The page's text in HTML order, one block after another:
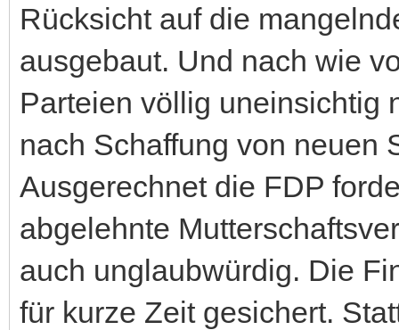
Rücksicht auf die
ausgebaut. Und nach wie
Parteien völlig uneinsichtig
nach Schaffung von neuen
Ausgerechnet die FDP
abgelehnte
auch unglaubwürdig. Die
für kurze Zeit gesichert.